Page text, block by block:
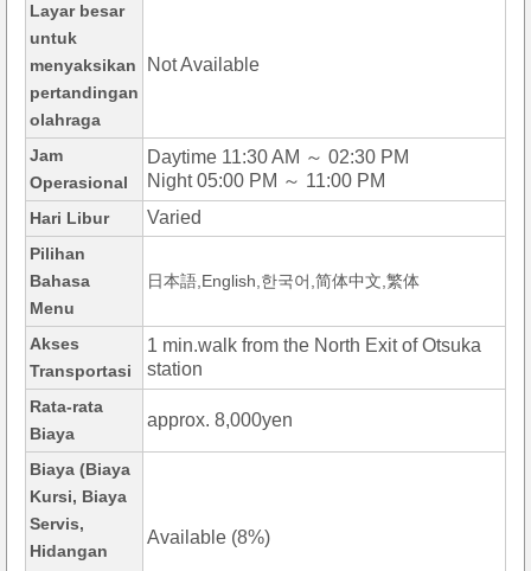
Layar besar
untuk
menyaksikan
pertandingan
olahraga
Not Available
Jam
Operasional
Daytime 11:30 AM ～ 02:30 PM
Night 05:00 PM ～ 11:00 PM
Hari Libur Varied
Pilihan
Bahasa
Menu
日本語,English,한국어,简体中文,繁体
Akses
Transportasi
1 min.walk from the North Exit of Otsuka
station
Rata-rata
Biaya
approx. 8,000yen
Biaya (Biaya
Kursi, Biaya
Servis,
Hidangan
Available (8%)